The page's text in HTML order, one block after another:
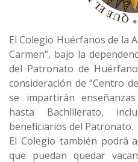
El Colegio Huérfanos de la
Carmen”, bajo la
del Patronato de
consideración de “Centro
se impartirán
hasta Bachillerato,
beneficiarios del Patronato.
El Colegio también podrá
que puedan quedar